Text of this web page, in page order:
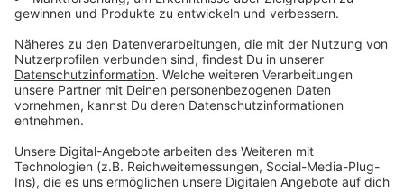
hundertprozentige Spendenfinanzierung geht, hofft
Anzeige
Anzeige